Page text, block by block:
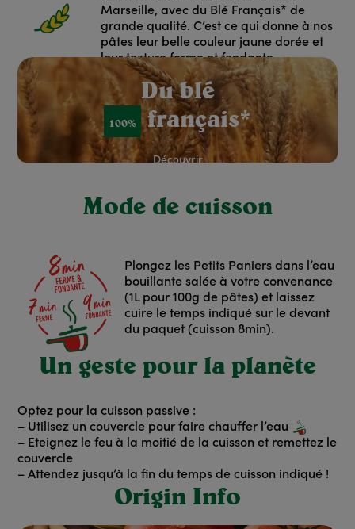
Marseille, avec du Blé Français* de
grande qualité. C’est ce qui donne à nos
pâtes leur belle couleur jaune dorée et
leur texture ferme et fondante.
red: Rouge Du blé
100% français*
Découvrir
Mode de cuisson
Plongez les Petits Paniers dans l’eau
bouillante salée à votre convenance
(1L pour 100g de pâtes) et laissez
cuire le temps indiqué sur le devant
du paquet (cuisson 8min).
Un geste pour la planète
Optez pour la cuisson passive :
– Utilisez un couvercle pour faire chauffer l’eau
– Eteignez le feu à la moitié de la cuisson et remettez le
couvercle
– Attendez jusqu’à la fin du temps de cuisson indiqué !
Origin Info